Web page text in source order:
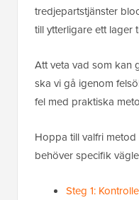
tredjepartstjänster
till ytterligare ett lager
Att veta vad som kan
ska vi gå igenom
fel med praktiska
Hoppa till valfri
behöver specifik
Steg 1: